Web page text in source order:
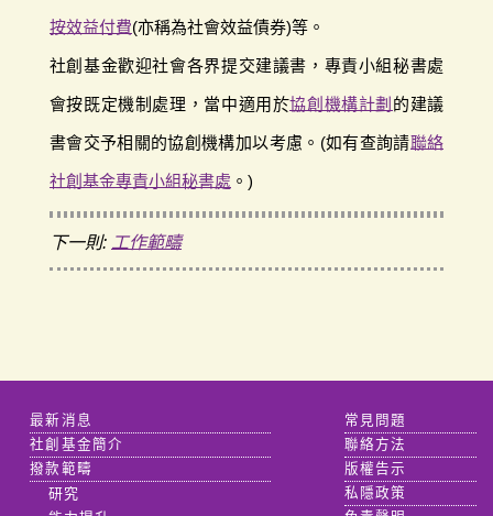
按效益付費(亦稱為社會效益債券)等。
社創基金歡迎社會各界提交建議書，專責小組秘書處
會按既定機制處理，當中適用於協創機構計劃 的建議
書會交予相關的協創機構加以考慮。(如有查詢請聯絡
社創基金專責小組秘書處 。)
下一則: 工作範疇
最新消息
社創基金簡介
撥款範疇
研究
常見問題
聯絡方法
版權告示
私隱政策